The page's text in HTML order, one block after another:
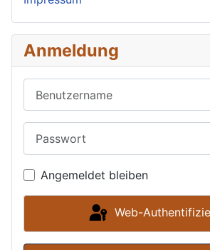
Anmeldung
Angemeldet bleiben
Web-